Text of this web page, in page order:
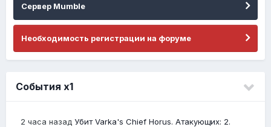
Сервер Mumble
Необходимость регистрации на форуме
События х1
2 часа назад Убит Varka's Chief Horus. Атакующих: 2.